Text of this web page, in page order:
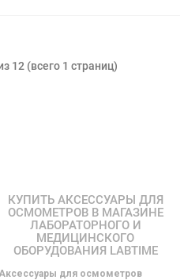
12 (всего 1 страниц)
КУПИТЬ АКСЕССУАРЫ ДЛЯ
ОСМОМЕТРОВ В МАГАЗИНЕ
ЛАБОРАТОРНОГО И
МЕДИЦИНСКОГО
ОБОРУДОВАНИЯ LABTIME
Аксессуары для осмометров